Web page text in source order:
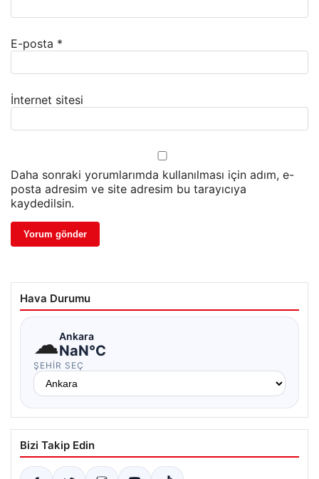
E-posta *
İnternet sitesi
Daha sonraki yorumlarımda kullanılması için adım, e-
posta adresim ve site adresim bu tarayıcıya
kaydedilsin.
Hava Durumu
☁Ankara
NaN°C
ŞEHIR SEÇ
Bizi Takip Edin